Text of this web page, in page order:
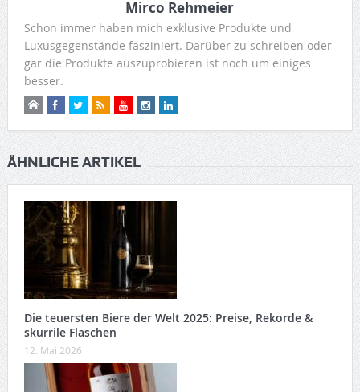
Mirco Rehmeier
Schon immer haben mich exklusive Produkte und
Luxusgegenstände fasziniert. Darüber zu schreiben oder
gar die Produkte auszuprobieren ist noch um einiges
besser.
ÄHNLICHE ARTIKEL
Die teuersten Biere der Welt 2025: Preise, Rekorde &
skurrile Flaschen
12. Mai 2026